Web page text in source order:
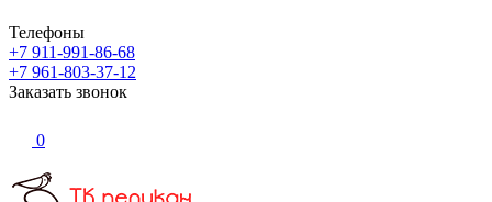
Телефоны
+7 911-991-86-68
+7 961-803-37-12
Заказать звонок
0